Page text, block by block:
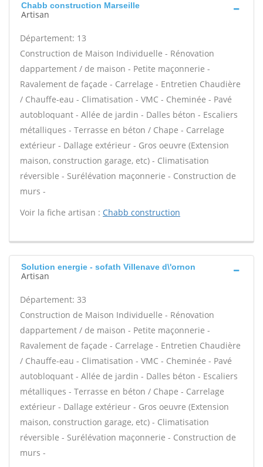
Chabb construction Marseille
Artisan
Département: 13
Construction de Maison Individuelle - Rénovation
dappartement / de maison - Petite maçonnerie -
Ravalement de façade - Carrelage - Entretien Chaudière
/ Chauffe-eau - Climatisation - VMC - Cheminée - Pavé
autobloquant - Allée de jardin - Dalles béton - Escaliers
métalliques - Terrasse en béton / Chape - Carrelage
extérieur - Dallage extérieur - Gros oeuvre (Extension
maison, construction garage, etc) - Climatisation
réversible - Surélévation maçonnerie - Construction de
murs -
Voir la fiche artisan : Chabb construction
Solution energie - sofath Villenave d\'ornon
Artisan
Département: 33
Construction de Maison Individuelle - Rénovation
dappartement / de maison - Petite maçonnerie -
Ravalement de façade - Carrelage - Entretien Chaudière
/ Chauffe-eau - Climatisation - VMC - Cheminée - Pavé
autobloquant - Allée de jardin - Dalles béton - Escaliers
métalliques - Terrasse en béton / Chape - Carrelage
extérieur - Dallage extérieur - Gros oeuvre (Extension
maison, construction garage, etc) - Climatisation
réversible - Surélévation maçonnerie - Construction de
murs -